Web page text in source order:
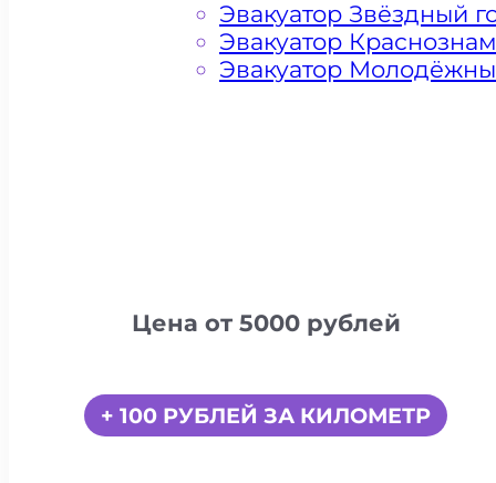
Цена от 5000 рублей
+ 100 РУБЛЕЙ ЗА КИЛОМЕТР
Эвакуатор Звёздный
Эвакуатор
Эвакуатор